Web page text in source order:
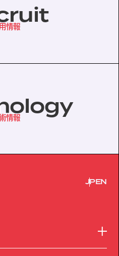
情報
情報
JPEN